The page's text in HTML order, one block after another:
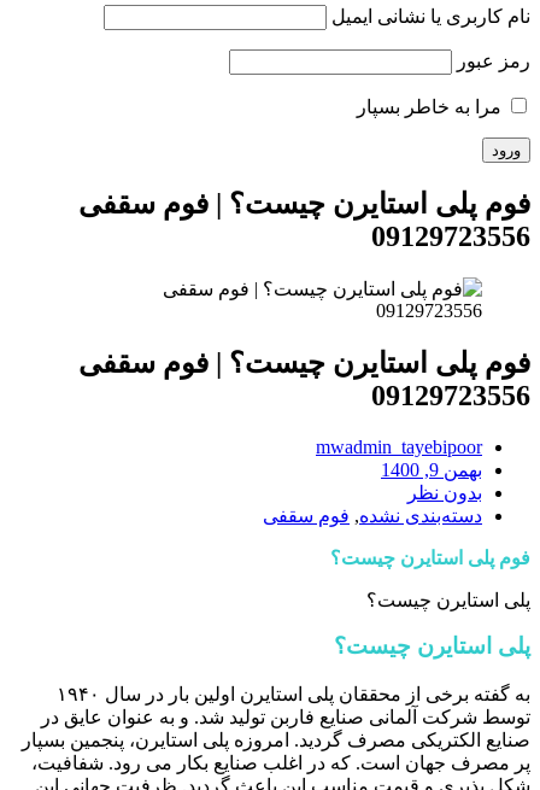
نام کاربری یا نشانی ایمیل
رمز عبور
مرا به خاطر بسپار
فوم پلی استایرن چیست؟ | فوم سقفی
09129723556
فوم پلی استایرن چیست؟ | فوم سقفی
09129723556
mwadmin_tayebipoor
بهمن 9, 1400
بدون نظر
دسته‌بندی نشده, فوم سقفی
فوم پلی استایرن چیست؟
پلی استایرن چیست؟
پلی استایرن چیست؟
به گفته برخی از محققان پلی استایرن اولین بار در سال ۱۹۴۰
توسط شرکت آلمانی صنایع فاربن تولید شد. و به عنوان عایق در
صنایع الکتریکی مصرف گردید. امروزه پلی استایرن، پنجمین بسپار
پر مصرف جهان است. که در اغلب صنایع بکار می رود. شفافیت،
شکل پذیری و قیمت مناسب این باعث گردید. ظرفیت جهانی این